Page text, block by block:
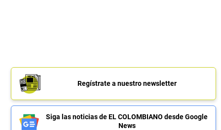
Regístrate a nuestro newsletter
Siga las noticias de EL COLOMBIANO desde Google
News